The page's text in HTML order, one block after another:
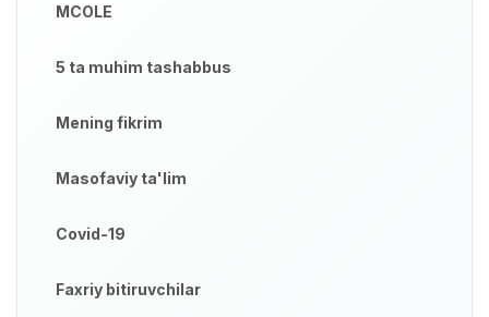
MCOLE
5 ta muhim tashabbus
Mening fikrim
Masofaviy ta'lim
Covid-19
Faxriy bitiruvchilar